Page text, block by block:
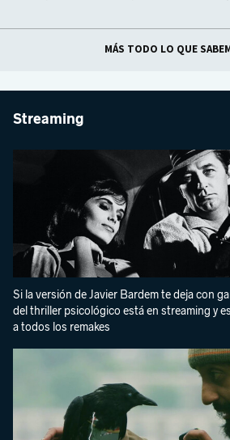
MÁS TODO LO QUE
Streaming
Si la versión de Javier Bardem te deja con
del thriller psicológico está en streaming y
a todos los remakes